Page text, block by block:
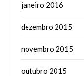
janeiro 2016
dezembro 2015
novembro 2015
outubro 2015